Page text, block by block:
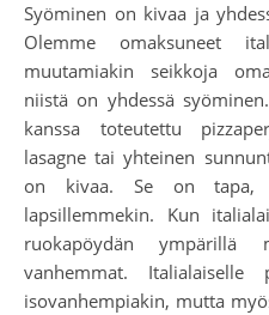
Syöminen on kivaa ja
Olemme omaksuneet
muutamiakin seikkoja
niistä on yhdessä
kanssa toteutettu
lasagne tai yhteinen
on kivaa. Se on tapa,
lapsillemmekin. Kun
ruokapöydän
vanhemmat. Italialaiselle
isovanhempiakin, mutta